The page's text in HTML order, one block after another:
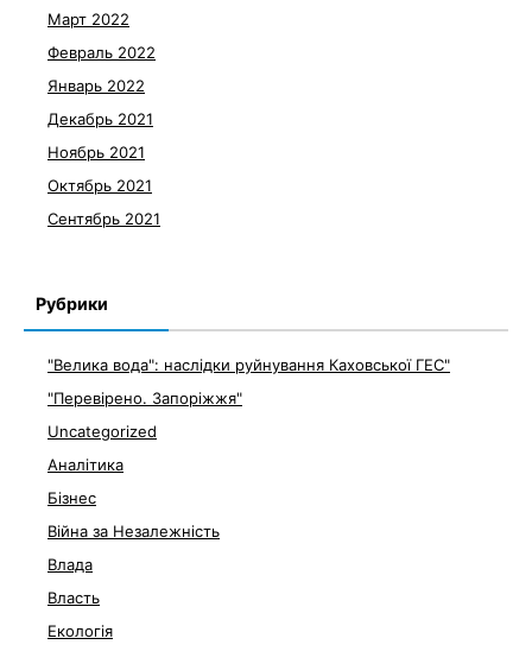
Март 2022
Февраль 2022
Январь 2022
Декабрь 2021
Ноябрь 2021
Октябрь 2021
Сентябрь 2021
Рубрики
"Велика вода": наслідки руйнування Каховської ГЕС"
"Перевірено. Запоріжжя"
Uncategorized
Аналітика
Бізнес
Війна за Незалежність
Влада
Власть
Екологія